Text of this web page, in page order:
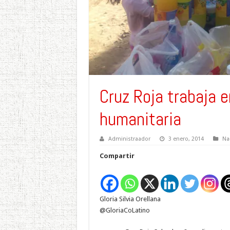
Cruz Roja trabaja
humanitaria
Administraador 3 enero, 2014
Compartir
Gloria Silvia Orellana
@GloriaCoLatino